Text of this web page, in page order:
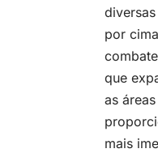
por
que
as
mais